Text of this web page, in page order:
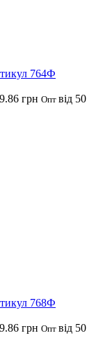
764Ф
грн Опт від 50
768Ф
грн Опт від 50